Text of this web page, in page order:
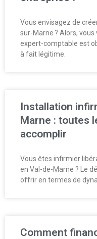
Vous envisagez de
sur-Marne ? Alors,
expert-comptable est
à fait légitime.
Installation
Marne : toutes
accomplir
Vous êtes infirmier
en Val-de-Marne ? Le
offrir en termes de
Comment